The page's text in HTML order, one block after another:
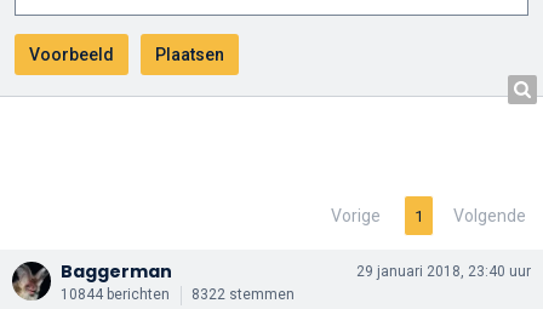
Vorige 1 Volgende
Baggerman
10844 berichten 8322 stemmen
29 januari 2018, 23:40 uur